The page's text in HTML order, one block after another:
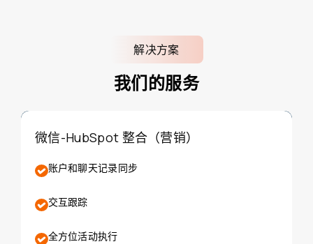
解决方案
我们的服务
微信-HubSpot 整合（营销）
账户和聊天记录同步
交互跟踪
全方位活动执行